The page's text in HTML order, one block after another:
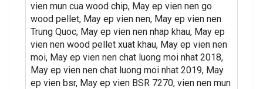
vien mun cua wood chip, May ep vien nen go
wood pellet, May ep vien nen, May ep vien nen
Trung Quoc, May ep vien nen nhap khau, May ep
vien nen wood pellet xuat khau, May ep vien nen
moi, May ep vien nen chat luong moi nhat 2018,
May ep vien nen chat luong moi nhat 2019, May
ep vien bsr, May ep vien BSR 7270, vien nen mun